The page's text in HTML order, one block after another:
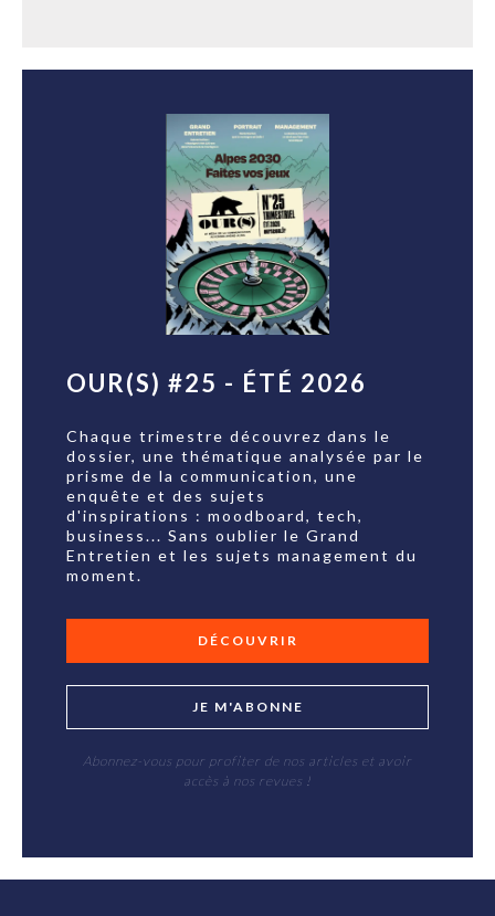
OUR(S) #25 - ÉTÉ 2026
Chaque trimestre découvrez dans le
dossier, une thématique analysée par le
prisme de la communication, une
enquête et des sujets
d'inspirations : moodboard, tech,
business... Sans oublier le Grand
Entretien et les sujets management du
moment.
DÉCOUVRIR
JE M'ABONNE
Abonnez-vous pour profiter de nos articles et avoir
accès à nos revues !